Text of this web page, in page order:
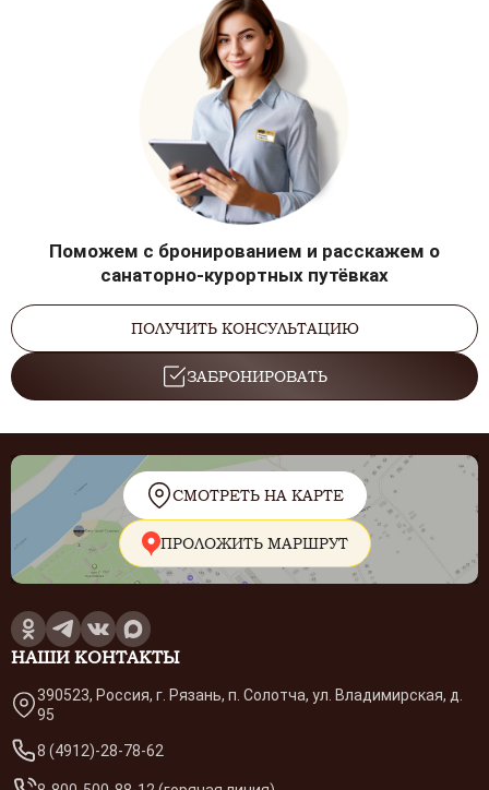
Поможем с бронированием и расскажем о
санаторно-курортных путёвках
ПОЛУЧИТЬ КОНСУЛЬТАЦИЮ
ЗАБРОНИРОВАТЬ
СМОТРЕТЬ НА КАРТЕ
ПРОЛОЖИТЬ МАРШРУТ
НАШИ КОНТАКТЫ
390523, Россия, г. Рязань, п. Солотча, ул. Владимирская, д.
95
8 (4912)-28-78-62